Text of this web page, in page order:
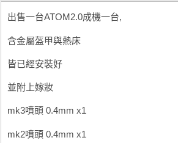
出售一台ATOM2.0成機一台,
含金屬盔甲與熱床
皆已經安裝好
並附上嫁妝
mk3噴頭 0.4mm x1
mk2噴頭 0.4mm x1